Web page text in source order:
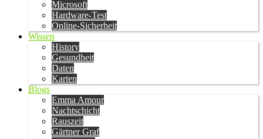
Microsoft
Hardware-Test
Online-Sicherheit
Wissen
History
Gesundheit
Daten
Karten
Blogs
Emma Amour
Nachtschicht
Rauszeit
Gärtner Graf